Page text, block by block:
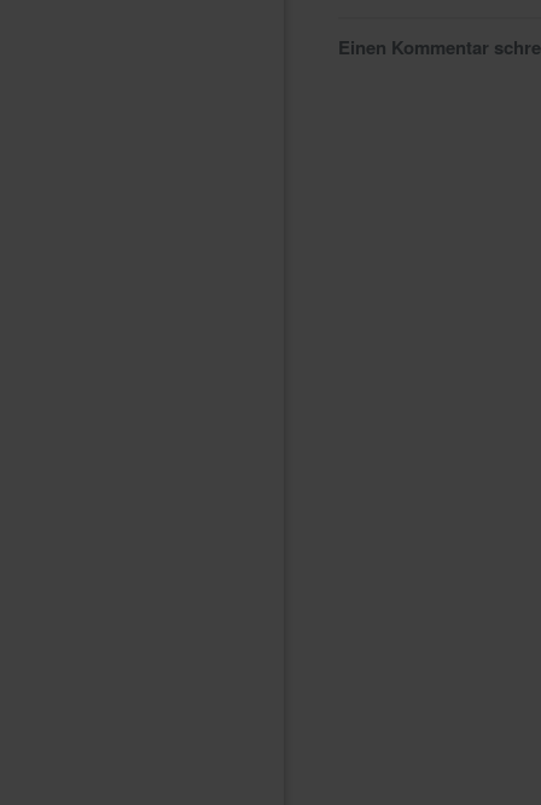
Einen Kommentar